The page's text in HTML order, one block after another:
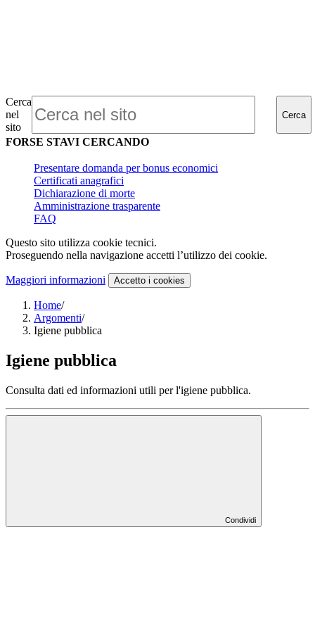
Cerca
nel
sito
Cerca
FORSE STAVI CERCANDO
Presentare domanda per bonus economici
Certificati anagrafici
Dichiarazione di morte
Amministrazione trasparente
FAQ
Questo sito utilizza cookie tecnici.
Proseguendo nella navigazione accetti l’utilizzo dei cookie.
Maggiori informazioni Accetto i cookies
Home/
Argomenti/
Igiene pubblica
Igiene pubblica
Consulta dati ed informazioni utili per l'igiene pubblica.
Condividi